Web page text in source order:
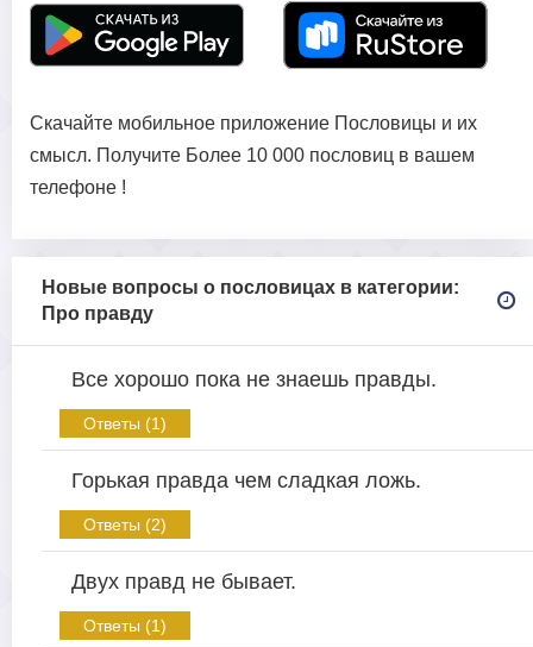
Скачайте мобильное приложение Пословицы и их
смысл. Получите Более 10 000 пословиц в вашем
телефоне !
Новые вопросы о пословицах в категории:
Про правду
Все хорошо пока не знаешь правды.
Ответы (1)
Горькая правда чем сладкая ложь.
Ответы (2)
Двух правд не бывает.
Ответы (1)